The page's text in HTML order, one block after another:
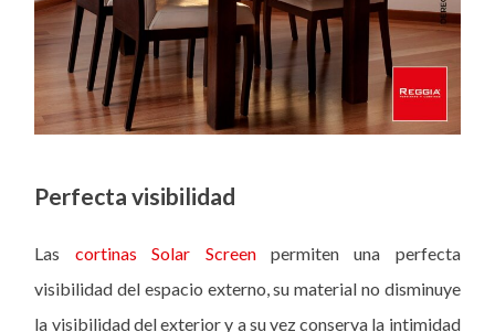
Perfecta visibilidad
Las cortinas Solar Screenpermiten una perfecta
visibilidad del espacio externo, su material no disminuye
la visibilidad del exterior y a su vez conserva la intimidad